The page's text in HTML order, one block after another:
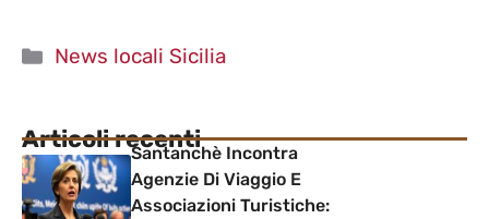
Categorie
News locali Sicilia
Articoli recentiSantanchè Incontra
Agenzie Di Viaggio E
Associazioni Turistiche: